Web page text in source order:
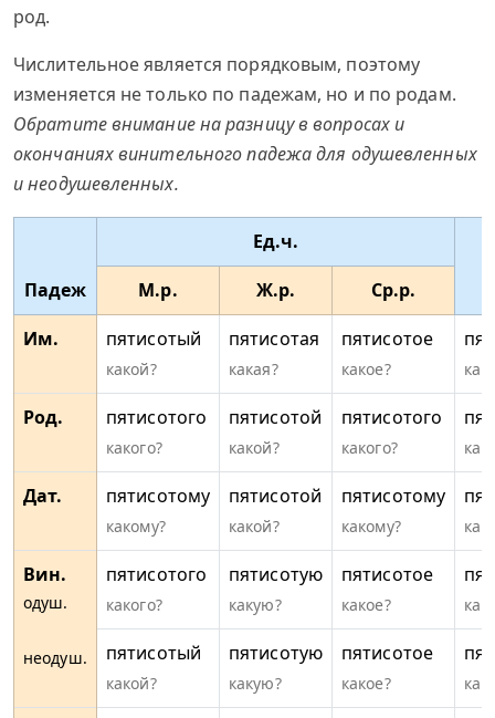
род.
Числительное является порядковым, поэтому
изменяется не только по падежам, но и по родам.
Обратите внимание на разницу в вопросах и
окончаниях винительного падежа для одушевленных
и неодушевленных.
Падеж
Ед.ч.
М.р. Ж.р.
Ср.р.
Им.
пятисотый
какой?
пятисотая
какая?
пятисотое
какое?
Род. пятисотого
какого?
пятисотой
какой?
пятисотого
какого?
Дат. пятисотому
какому?
пятисотой
какой?
пятисотому
какому?
Вин.
одуш.
неодуш.
пятисотого
какого?
пятисотую
какую?
пятисотое
какое?
пятисотый
какой?
пятисотую
какую?
пятисотое
какое?